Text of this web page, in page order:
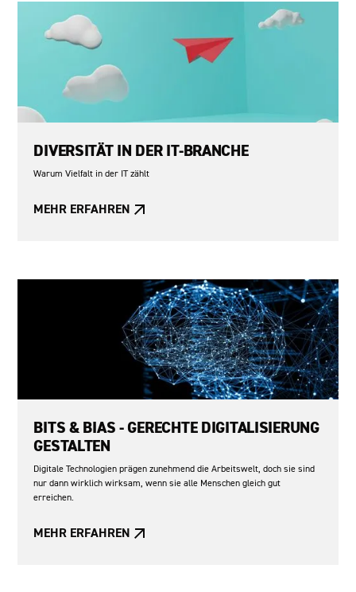
DIVERSITÄT IN DER IT-BRANCHE
Warum Vielfalt in der IT zählt
MEHR ERFAHREN
BITS & BIAS - GERECHTE DIGITALISIERUNG
GESTALTEN
Digitale Technologien prägen zunehmend die Arbeitswelt, doch sie sind
nur dann wirklich wirksam, wenn sie alle Menschen gleich gut
erreichen.
MEHR ERFAHREN